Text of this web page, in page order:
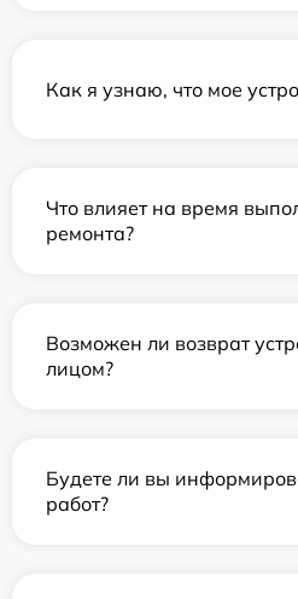
Как я узнаю, что мое
Что влияет на время
ремонта?
Возможен ли возврат
лицом?
Будете ли вы
работ?